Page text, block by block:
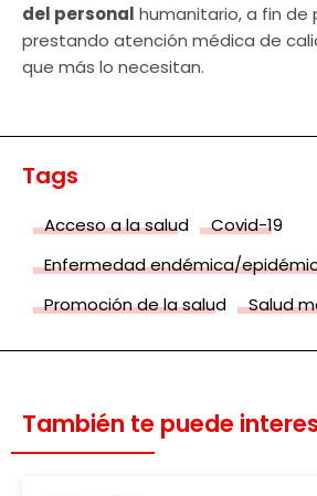
del personal humanitario, a fin de
prestando atención médica de
que más lo necesitan.
Tags
Acceso a la salud
Covid-19
Enfermedad endémica/
Promoción de la salud
Salud
También te puede